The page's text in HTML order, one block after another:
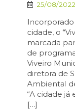
25/08/2022
cidade, o
marcada
de
Viveiro
diretora de
Ambiental
“A cidade
[…]